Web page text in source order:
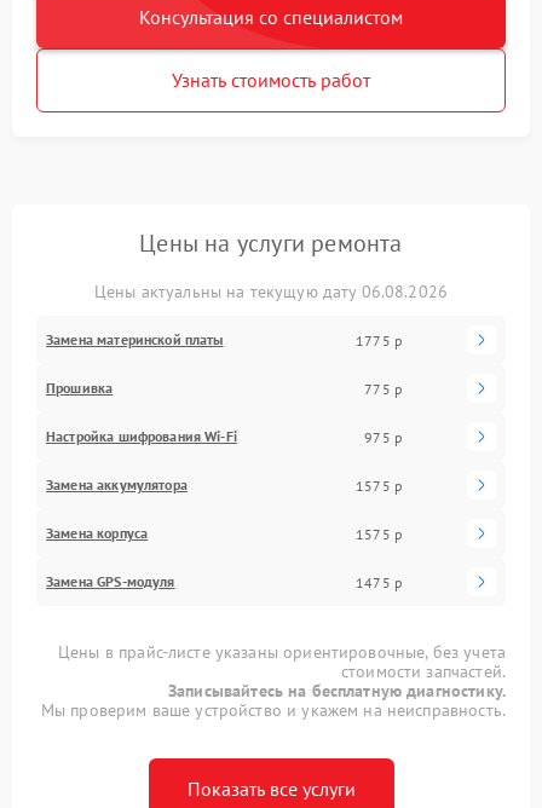
Консультация со специалистом
Узнать стоимость работ
Цены на услуги ремонта
Цены актуальны на текущую дату 06.08.2026
Замена материнской платы 1775 р
Прошивка 775 р
Настройка шифрования Wi-Fi 975 р
Замена аккумулятора 1575 р
Замена корпуса 1575 р
Замена GPS-модуля 1475 р
Цены в прайс-листе указаны ориентировочные, без учета
стоимости запчастей.
Записывайтесь на бесплатную диагностику.
Мы проверим ваше устройство и укажем на неисправность.
Показать все услуги